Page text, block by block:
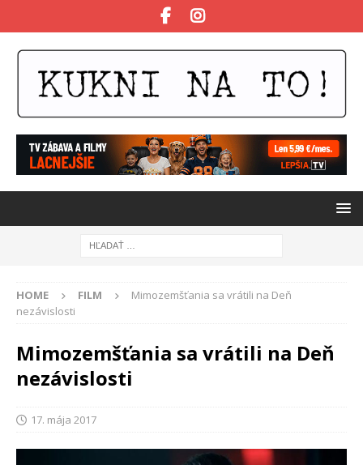
HOME FILM
Mimozemšťania sa vrátili na Deň
nezávislosti
Mimozemšťania sa vrátili na Deň
nezávislosti
17. mája 2017